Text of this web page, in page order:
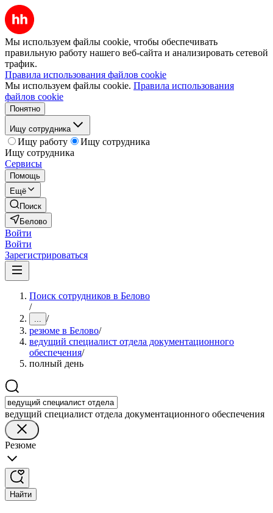
Мы используем файлы cookie, чтобы обеспечивать
правильную работу нашего веб-сайта и анализировать сетевой
трафик.
Правила использования файлов cookie
Мы используем файлы cookie. Правила использования
файлов cookie
Понятно
Ищу сотрудника
Ищу работу
Ищу сотрудника
Ищу сотрудника
Сервисы
Помощь
Ещё
Поиск
Белово
Войти
Войти
Зарегистрироваться
Поиск сотрудников в Белово
/
... /
резюме в Белово/
ведущий специалист отдела документационного
обеспечения/
полный день
ведущий специалист отдела документационного обеспечения
Резюме
Найти